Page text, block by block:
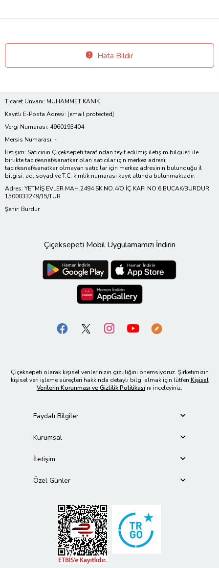
Hata Bildir
Ticaret Ünvanı: MUHAMMET KANIK
Kayıtlı E-Posta Adresi: [email protected]
Vergi Numarası: 4960193404
Mersis Numarası: -
İletişim: Satıcının Çiçeksepeti tarafından teyit edilmiş iletişim bilgileri ile
birlikte tacir/esnaf/sanatkar olan satıcılar için merkez adresi;
tacir/esnaf/sanatkar olmayan satıcılar için merkez adresinin bulunduğu il
bilgisi, ad, soyad ve T.C. kimlik numarası kayıt altında bulunmaktadır.
Adres: YETMİŞ EVLER MAH.2494 SK.NO.4/O İÇ KAPI NO.6 BUCAK/BURDUR
1500033249/15/TUR
Şehir: Burdur
Çiçeksepeti Mobil Uygulamamızı İndirin
Çiçeksepeti olarak kişisel verilerinizin gizliliğini önemsiyoruz. Şirketimizin
kişisel veri işleme süreçleri hakkında detaylı bilgi almak için lütfen Kişisel
Verilerin Korunması ve Gizlilik Politikası’nı inceleyiniz.
Faydalı Bilgiler
Kurumsal
İletişim
Özel Günler